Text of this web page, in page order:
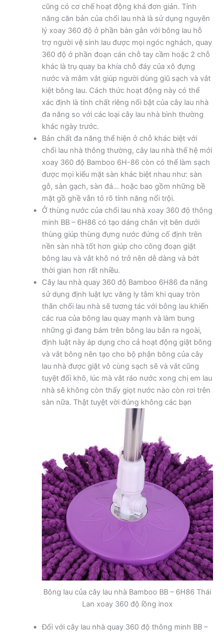
cũng có cơ chế hoạt động khá đơn giản. Tính
năng căn bản của chổi lau nhà là sử dụng nguyên
lý xoay 360 độ ở phần bàn gắn với bông lau hỗ
trợ người vệ sinh lau được mọi ngóc nghách, quay
360 độ ở phần đoạn cán chỗ tay cầm hoặc 2 chỗ
khác là trụ quay ba khía chỗ đáy của xô đựng
nước và mâm vắt giúp người dùng giũ sạch và vắt
kiệt bông lau. Cách thức hoạt động này có thể
xác định là tính chất riêng nổi bật của cây lau nhà
đa năng so với các loại cây lau nhà bình thường
khác ngày trước.
Bản chất đa năng thể hiện ở chỗ khác biệt với
chổi lau nhà thông thường, cây lau nhà thế hệ mới
xoay 360 độ Bamboo 6H-86 còn có thể làm sạch
được mọi kiểu mặt sàn khác biệt nhau như: sàn
gỗ, sàn gạch, sàn đá… hoặc bao gồm những bề
mặt gồ ghề vẫn tỏ rõ tính năng nổi trội.
Ở thùng nước của chổi lau nhà xoay 360 độ thông
minh BB – 6H86 có tạo dáng chân vịt bên dưới
thùng giúp thùng đựng nước đứng cố định trên
nền sàn nhà tốt hơn giúp cho công đoạn giặt
bông lau và vắt khô nó trở nên dễ dàng và bớt
thời gian hơn rất nhiều.
Cây lau nhà quay 360 độ Bamboo 6H86 đa năng
sử dụng định luật lực văng ly tâm khi quay tròn
thân chổi lau nhà sẽ tương tác với bông lau khiến
các rua của bông lau quay mạnh và làm bung
những gì đang bám trên bông lau bắn ra ngoài,
định luật này áp dụng cho cả hoạt động giặt bông
và vắt bông nên tạo cho bộ phận bông của cây
lau nhà được giặt vô cùng sạch sẽ và vắt cũng
tuyệt đối khô, lúc mà vắt ráo nước xong chị em lau
nhà sẽ không còn thấy giọt nước nào còn rơi trên
sàn nữa. Thật tuyệt vời đúng không các bạn
Bông lau của cây lau nhà Bamboo BB – 6H86 Thái
Lan xoay 360 độ lồng inox
Đối với cây lau nhà quay 360 độ thông minh BB –